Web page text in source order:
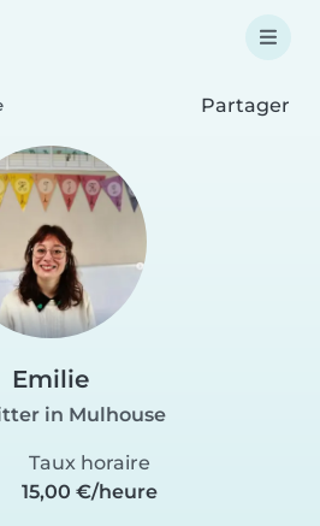
Partager
Emilie
in Mulhouse
Taux horaire
15,00 €/heure